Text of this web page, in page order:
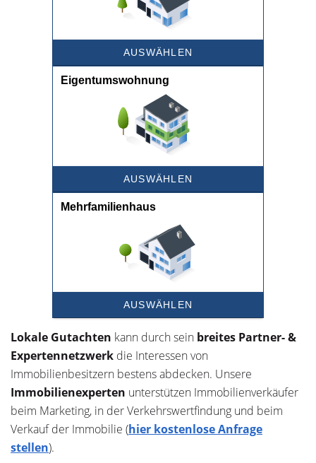
Lokale Gutachten kann durch sein breites Partner- &
Expertennetzwerk die Interessen von
Immobilienbesitzern bestens abdecken. Unsere
Immobilienexperten unterstützen Immobilienverkäufer
beim Marketing, in der Verkehrswertfindung und beim
Verkauf der Immobilie (hier kostenlose Anfrage
stellen).